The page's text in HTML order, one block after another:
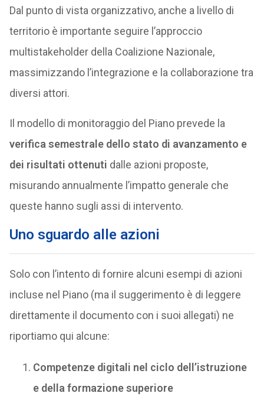
Dal punto di vista organizzativo, anche a livello di
territorio è importante seguire l’approccio
multistakeholder della Coalizione Nazionale,
massimizzando l’integrazione e la collaborazione tra
diversi attori.
Il modello di monitoraggio del Piano prevede la
verifica semestrale dello stato di avanzamento e
dei risultati ottenuti dalle azioni proposte,
misurando annualmente l’impatto generale che
queste hanno sugli assi di intervento.
Uno sguardo alle azioni
Solo con l’intento di fornire alcuni esempi di azioni
incluse nel Piano (ma il suggerimento è di leggere
direttamente il documento con i suoi allegati) ne
riportiamo qui alcune:
Competenze digitali nel ciclo dell’istruzione
e della formazione superiore